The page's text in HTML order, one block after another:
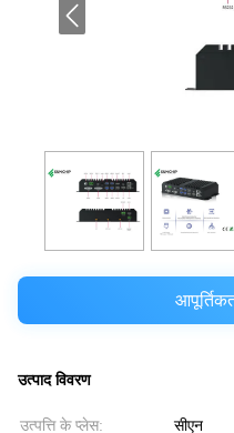
उत्पाद विवरण
उत्पत्ति के प्लेस: सीएन